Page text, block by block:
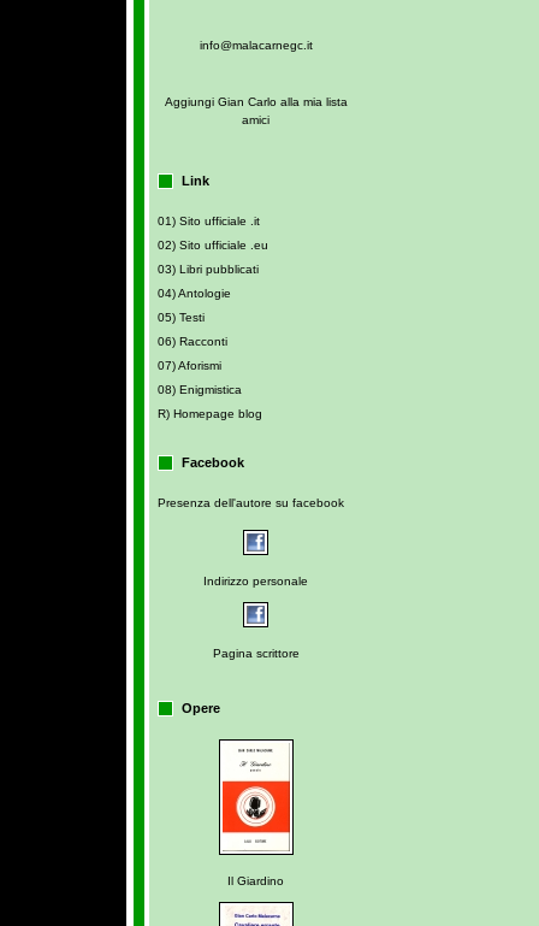
info@malacarnegc.it
Aggiungi Gian Carlo alla mia lista
amici
Link
01) Sito ufficiale .it
02) Sito ufficiale .eu
03) Libri pubblicati
04) Antologie
05) Testi
06) Racconti
07) Aforismi
08) Enigmistica
R) Homepage blog
Facebook
Presenza dell'autore su facebook
Indirizzo personale
Pagina scrittore
Opere
Il Giardino